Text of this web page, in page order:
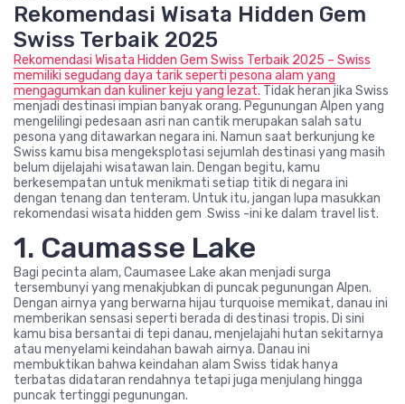
Rekomendasi Wisata Hidden Gem
Swiss Terbaik 2025
Rekomendasi Wisata Hidden Gem Swiss Terbaik 2025 – Swiss
memiliki segudang daya tarik seperti pesona alam yang
mengagumkan dan kuliner keju yang lezat. Tidak heran jika Swiss
menjadi destinasi impian banyak orang. Pegunungan Alpen yang
mengelilingi pedesaan asri nan cantik merupakan salah satu
pesona yang ditawarkan negara ini. Namun saat berkunjung ke
Swiss kamu bisa mengeksplotasi sejumlah destinasi yang masih
belum dijelajahi wisatawan lain. Dengan begitu, kamu
berkesempatan untuk menikmati setiap titik di negara ini
dengan tenang dan tenteram. Untuk itu, jangan lupa masukkan
rekomendasi wisata hidden gem Swiss -ini ke dalam travel list.
1. Caumasse Lake
Bagi pecinta alam, Caumasee Lake akan menjadi surga
tersembunyi yang menakjubkan di puncak pegunungan Alpen.
Dengan airnya yang berwarna hijau turquoise memikat, danau ini
memberikan sensasi seperti berada di destinasi tropis. Di sini
kamu bisa bersantai di tepi danau, menjelajahi hutan sekitarnya
atau menyelami keindahan bawah airnya. Danau ini
membuktikan bahwa keindahan alam Swiss tidak hanya
terbatas didataran rendahnya tetapi juga menjulang hingga
puncak tertinggi pegunungan.